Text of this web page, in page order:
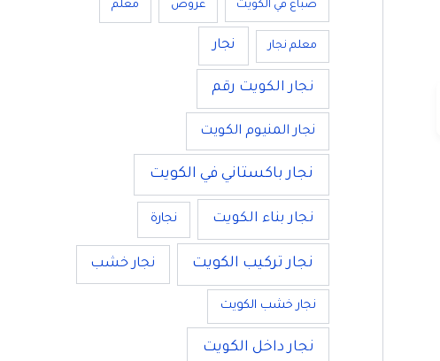
صباغ في الكويت عروض معلم
معلم نجار نجار
نجار الكويت رقم
نجار المنيوم الكويت
نجار باكستاني في الكويت
نجار بناء الكويت نجارة
نجار تركيب الكويت نجار خشب
نجار خشب الكويت
نجار داخل الكويت